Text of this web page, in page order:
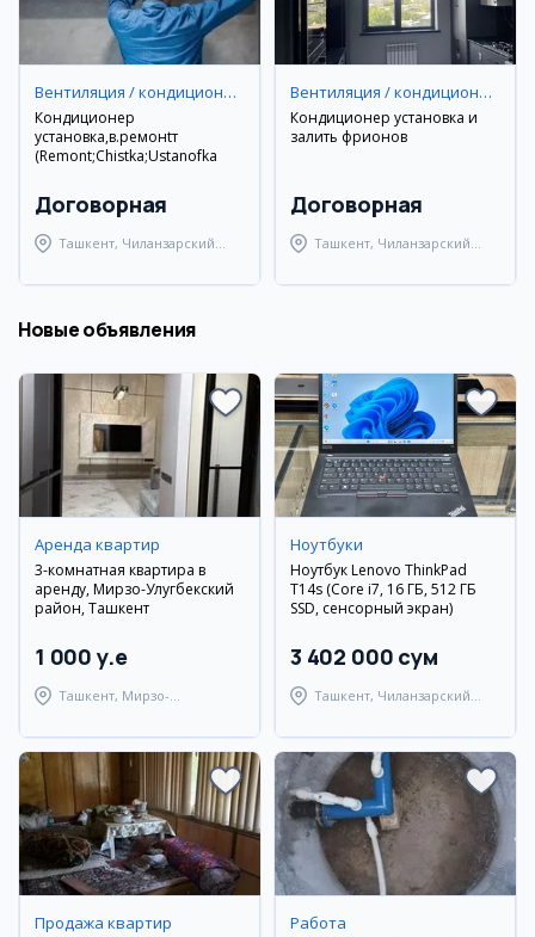
Вентиляция / кондиционирование
Кондиционер
установка,в.ремонtт
(Remont;Chistka;Ustanofka
Договорная
Ташкент, Чиланзарский
Вентиляция / кондиционирование
Кондиционер установка и
залить фрионов
Договорная
Ташкент, Чиланзарский
Новые объявления
Аренда квартир
3-комнатная квартира в
аренду, Мирзо-Улугбекский
район, Ташкент
1 000 y.e
Ташкент, Мирзо-
Ноутбуки
Ноутбук Lenovo ThinkPad
T14s (Core i7, 16 ГБ, 512 ГБ
SSD, сенсорный экран)
3 402 000 сум
Ташкент, Чиланзарский
Продажа квартир Работа